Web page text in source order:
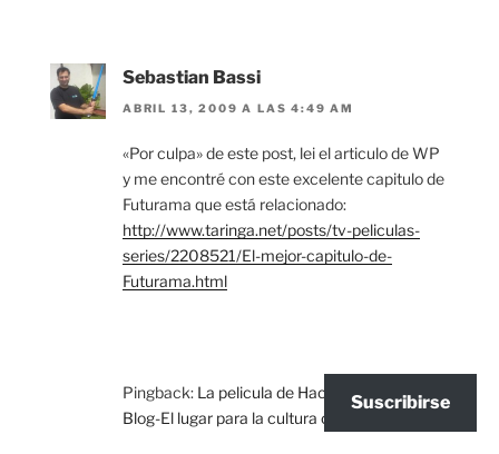
Sebastian Bassi
ABRIL 13, 2009 A LAS 4:49 AM
«Por culpa» de este post, lei el articulo de WP
y me encontré con este excelente capitulo de
Futurama que está relacionado:
http://www.taringa.net/posts/tv-peliculas-
series/2208521/El-mejor-capitulo-de-
Futurama.html
Pingback: La pelicula de Hachiko « Pipopaz
Blog-El lugar para la cultura otaku en español
Suscribirse